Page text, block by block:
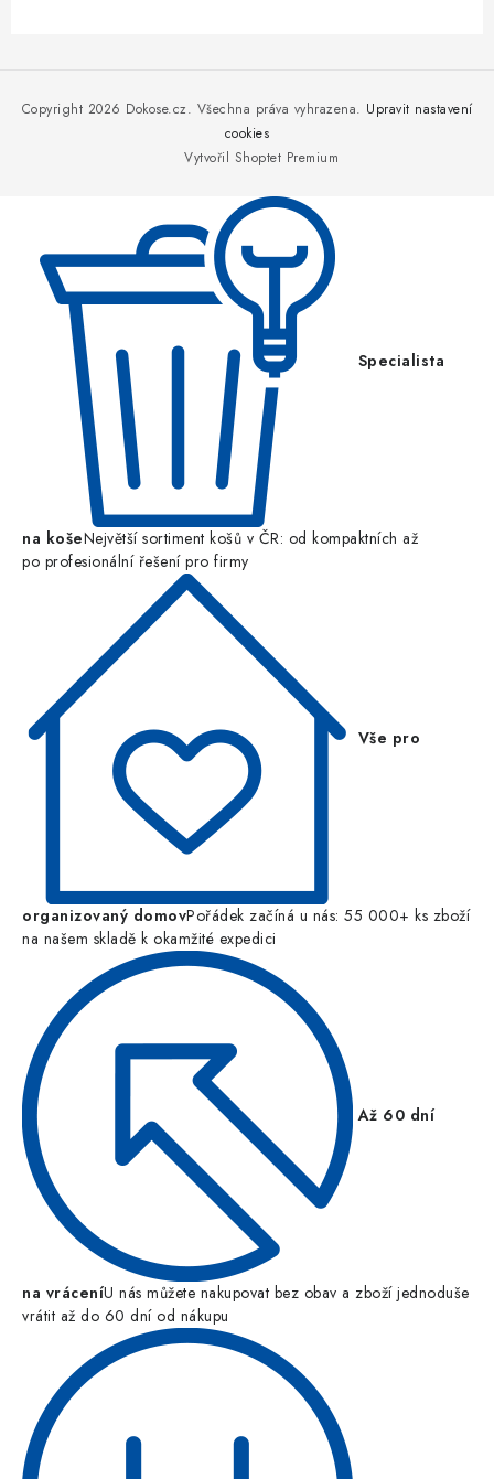
Vytvořil Shoptet Premium
Copyright 2026 Dokose.cz. Všechna práva vyhrazena. Upravit nastavení
cookies
Specialista
na košeNejvětší sortiment košů v ČR: od kompaktních až
po profesionální řešení pro firmy
Vše pro
organizovaný domovPořádek začíná u nás: 55 000+ ks zboží
na našem skladě k okamžité expedici
Až 60 dní
na vráceníU nás můžete nakupovat bez obav a zboží jednoduše
vrátit až do 60 dní od nákupu